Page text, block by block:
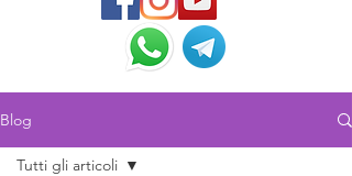
Blog
Tutti gli articoli